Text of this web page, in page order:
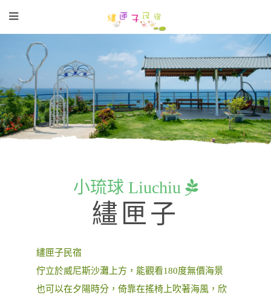
小琉球 Liuchiu
繣匣子
繣匣子民宿
佇立於威尼斯沙灘上方，能觀看180度無價海景
也可以在夕陽時分，倚靠在搖椅上吹著海風，欣